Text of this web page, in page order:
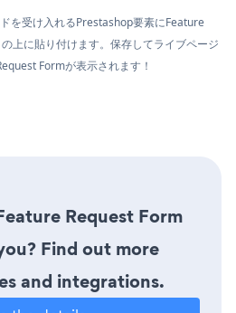
を受け入れるPrestashop要素にFeature
上に貼り付けます。保存してライブページ
Formが表示されます！
Request Form
Find out more
and integrations.